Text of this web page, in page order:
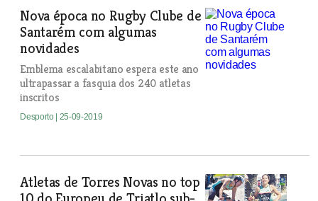
Nova época no Rugby Clube de
Santarém com algumas
novidades
Emblema escalabitano espera este ano
ultrapassar a fasquia dos 240 atletas
inscritos
Desporto | 25-09-2019
Atletas de Torres Novas no top